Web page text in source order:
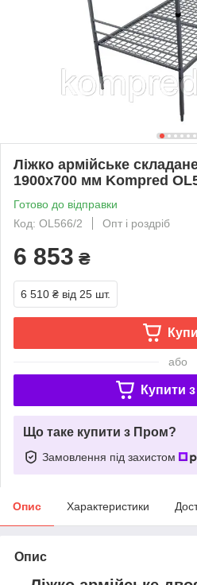
Ліжко армійське
1900х700 мм Kompred
Готово до відправки
Код: OL566/2
Опт і роздріб
6 853 ₴
6 510 ₴ від 25 шт.
або
Купити з
Що таке купити з Пром?
Замовлення під захистом
Опис Характеристики
Опис